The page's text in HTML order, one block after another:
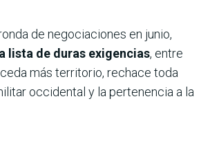
de negociaciones en junio,
lista de duras exigencias, entre
más territorio, rechace toda
occidental y la pertenencia a la